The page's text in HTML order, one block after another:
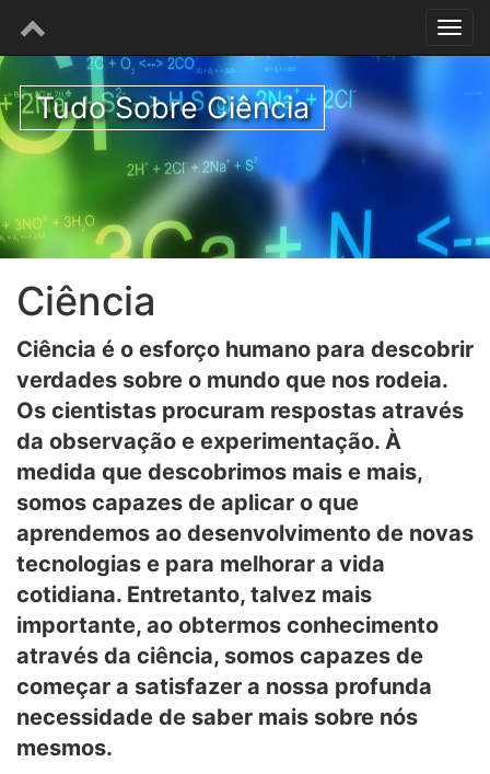
Tudo Sobre Ciência
Ciência
Ciência é o esforço humano para descobrir
verdades sobre o mundo que nos rodeia.
Os cientistas procuram respostas através
da observação e experimentação. À
medida que descobrimos mais e mais,
somos capazes de aplicar o que
aprendemos ao desenvolvimento de novas
tecnologias e para melhorar a vida
cotidiana. Entretanto, talvez mais
importante, ao obtermos conhecimento
através da ciência, somos capazes de
começar a satisfazer a nossa profunda
necessidade de saber mais sobre nós
mesmos.